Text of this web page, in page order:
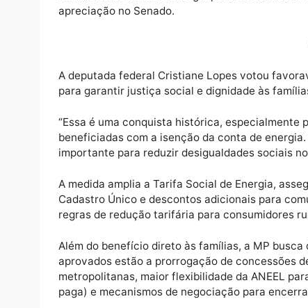
Ministério de Minas e Energia para
apreciação no Senado.
A deputada federal Cristiane Lopes
para garantir justiça social e dignidade às
“Essa é uma conquista histórica,
importante para reduzir desigualdades
A medida amplia a Tarifa Social de
Cadastro Único e descontos adicionais